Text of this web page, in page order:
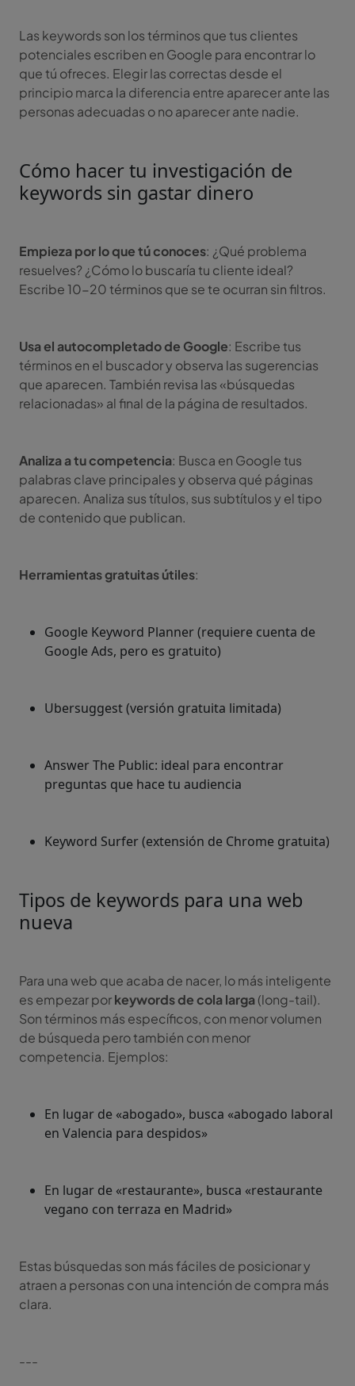
Las keywords son los términos que tus clientes
potenciales escriben en Google para encontrar lo
que tú ofreces. Elegir las correctas desde el
principio marca la diferencia entre aparecer ante las
personas adecuadas o no aparecer ante nadie.
Cómo hacer tu investigación de
keywords sin gastar dinero
Empieza por lo que tú conoces: ¿Qué problema
resuelves? ¿Cómo lo buscaría tu cliente ideal?
Escribe 10-20 términos que se te ocurran sin filtros.
Usa el autocompletado de Google: Escribe tus
términos en el buscador y observa las sugerencias
que aparecen. También revisa las «búsquedas
relacionadas» al final de la página de resultados.
Analiza a tu competencia: Busca en Google tus
palabras clave principales y observa qué páginas
aparecen. Analiza sus títulos, sus subtítulos y el tipo
de contenido que publican.
Herramientas gratuitas útiles:
Google Keyword Planner (requiere cuenta de
Google Ads, pero es gratuito)
Ubersuggest (versión gratuita limitada)
Answer The Public: ideal para encontrar
preguntas que hace tu audiencia
Keyword Surfer (extensión de Chrome gratuita)
Tipos de keywords para una web
nueva
Para una web que acaba de nacer, lo más inteligente
es empezar porkeywords de cola larga(long-tail).
Son términos más específicos, con menor volumen
de búsqueda pero también con menor
competencia. Ejemplos:
En lugar de «abogado», busca «abogado laboral
en Valencia para despidos»
En lugar de «restaurante», busca «restaurante
vegano con terraza en Madrid»
Estas búsquedas son más fáciles de posicionar y
atraen a personas con una intención de compra más
clara.
---